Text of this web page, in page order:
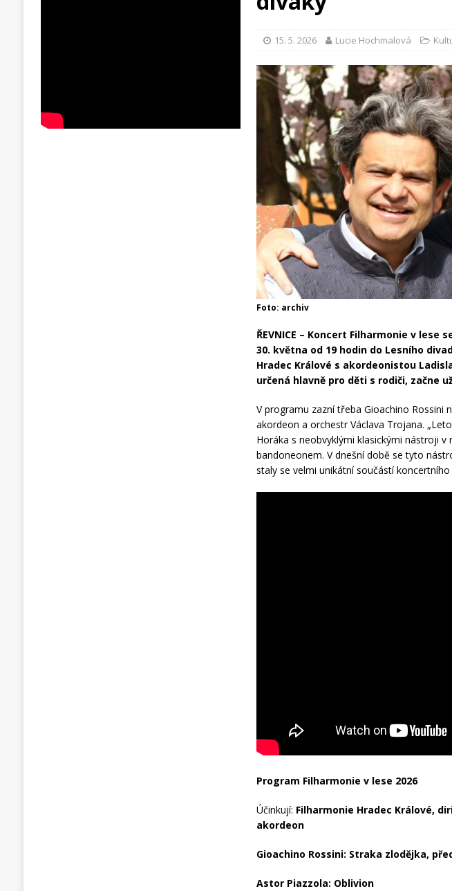
15. 5. 2026 Lucie Hochmalová
Foto: archiv
ŘEVNICE – Koncert Filharmonie v
30. května od 19 hodin do Lesního
Hradec Králové s akordeonistou
určená hlavně pro děti s rodiči, začne
V programu zazní třeba Gioachino Rossini
akordeon a orchestr Václava Trojana.
Horáka s neobvyklými klasickými nástroji
bandoneonem. V dnešní době se tyto
staly se velmi unikátní součástí
Program Filharmonie v lese 2026
Účinkují: Filharmonie Hradec Králové,
akordeon
Gioachino Rossini: Straka zlodějka,
Astor Piazzola: Oblivion